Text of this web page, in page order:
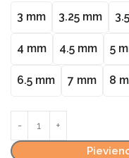
3 mm 3.25 mm
4 mm 4.5 mm 5
6.5 mm 7 mm 8